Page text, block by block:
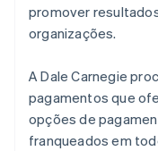
promover
organizações.
A Dale Carnegie
pagamentos que
opções de
franqueados em